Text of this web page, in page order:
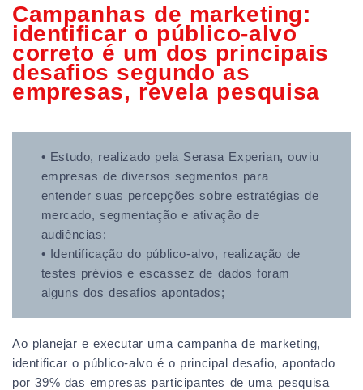
Campanhas de marketing:
identificar o público-alvo
correto é um dos principais
desafios segundo as
empresas, revela pesquisa
• Estudo, realizado pela Serasa Experian, ouviu
empresas de diversos segmentos para
entender suas percepções sobre estratégias de
mercado, segmentação e ativação de
audiências;
• Identificação do público-alvo, realização de
testes prévios e escassez de dados foram
alguns dos desafios apontados;
Ao planejar e executar uma campanha de marketing,
identificar o público-alvo é o principal desafio, apontado
por 39% das empresas participantes de uma pesquisa